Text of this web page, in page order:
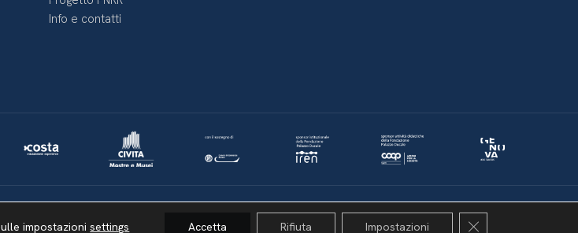
Info e contatti
Politica della privacy & Cookies
Policy social media
impostazionisettings Accetta Rifiuta Impostazioni Close GDPR Cookie